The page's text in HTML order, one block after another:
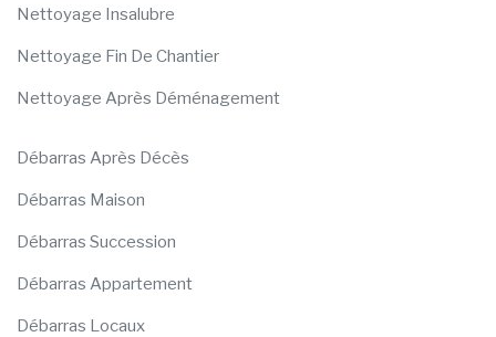
Nettoyage Insalubre
Nettoyage Fin De Chantier
Nettoyage Après Déménagement
Débarras Après Décès
Débarras Maison
Débarras Succession
Débarras Appartement
Débarras Locaux